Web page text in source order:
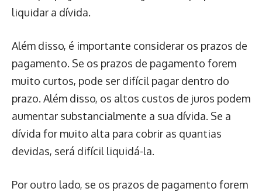
liquidar a dívida.
Além disso, é importante considerar os prazos de
pagamento. Se os prazos de pagamento forem
muito curtos, pode ser difícil pagar dentro do
prazo. Além disso, os altos custos de juros podem
aumentar substancialmente a sua dívida. Se a
dívida for muito alta para cobrir as quantias
devidas, será difícil liquidá-la.
Por outro lado, se os prazos de pagamento forem